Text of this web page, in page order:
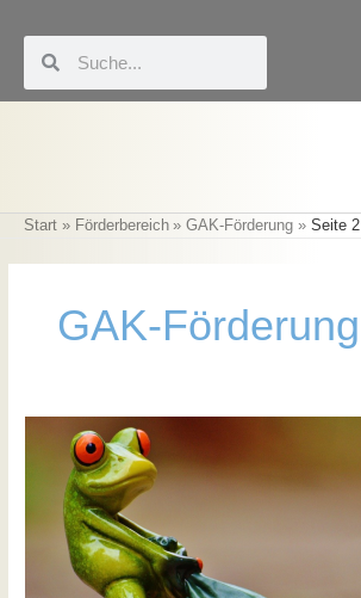
Inhalt
springen
Start Förderbereich GAK-Förderung Seite 2
GAK-Förderung
Mitnahmebänke
Michendorf